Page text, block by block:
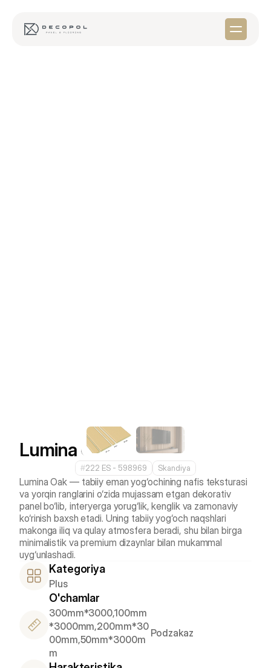
Lumina Oak
#222 ES - 598969 Skandiya
Lumina Oak — tabiiy eman yog‘ochining nafis teksturasi
va yorqin ranglarini o‘zida mujassam etgan dekorativ
panel bo‘lib, interyerga yorug‘lik, kenglik va zamonaviy
ko‘rinish baxsh etadi. Uning tabiiy yog‘och naqshlari
makonga iliq va qulay atmosfera beradi, shu bilan birga
minimalistik va premium dizaynlar bilan mukammal
uyg‘unlashadi.
Kategoriya
Plus
O'chamlar
300mm*3000,100mm
*3000mm,200mm*30
00mm,50mm*3000m
m
Podzakaz